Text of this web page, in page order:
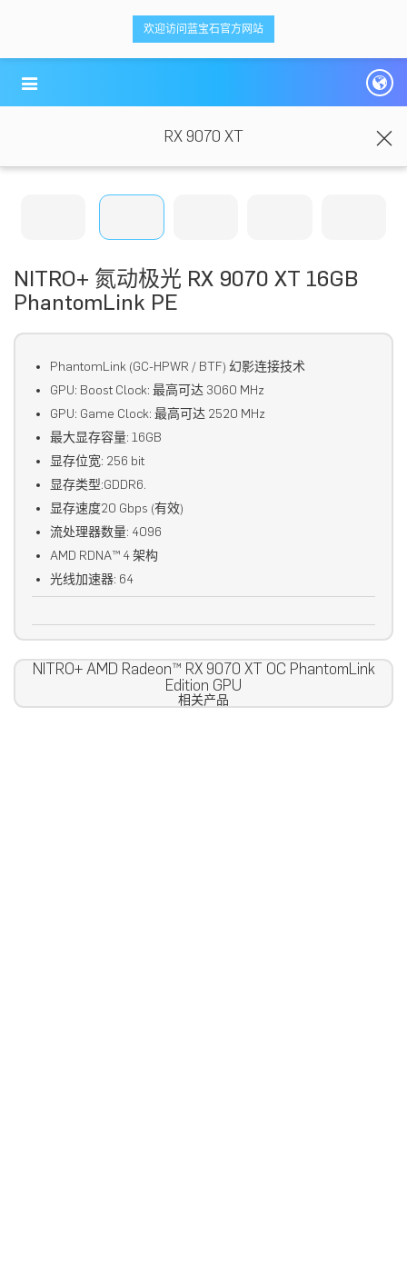
欢迎访问蓝宝石官方网站
RX 9070 XT
NITRO+ 氮动极光 RX 9070 XT 16GB
PhantomLink PE
PhantomLink (GC-HPWR / BTF) 幻影连接技术
GPU: Boost Clock: 最高可达 3060 MHz
GPU: Game Clock: 最高可达 2520 MHz
最大显存容量: 16GB
显存位宽: 256 bit
显存类型:GDDR6.
显存速度20 Gbps (有效)
流处理器数量: 4096
AMD RDNA™ 4 架构
光线加速器: 64
NITRO+ AMD Radeon™ RX 9070 XT OC PhantomLink
Edition GPU
相关产品
<ti-item style="box-sizing: border-box;"><ti-item style="box-sizing: border-box;">
蓝宝科技
</ti-item>